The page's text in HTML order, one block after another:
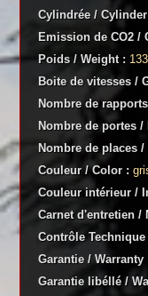
Cylindrée /
Emission de CO2 /
Poids / Weight :
Boite de vitesses /
Nombre de
Nombre de portes
Nombre de places
Couleur / Color :
Couleur intérieur /
Carnet d'entretien /
Contrôle
Garantie / Warranty
Garantie libéllé /